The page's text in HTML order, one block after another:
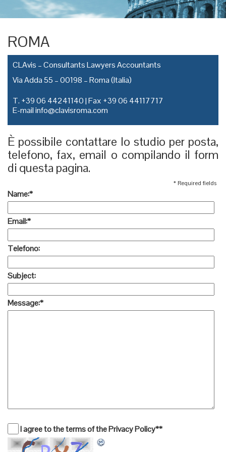
ROMA
CLAvis – Consultants Lawyers Accountants
Via Adda 55 – 00198 – Roma (Italia)
T. +39 06 44241140| Fax +39 06 44117717
E-mailinfo@clavisroma.com
È possibile contattare lo studio per posta,
telefono, fax, email o compilando il form
di questa pagina.
* Required fields
Name:*
Email:*
Telefono:
Subject:
Message:*
I agree to the terms of the Privacy Policy**